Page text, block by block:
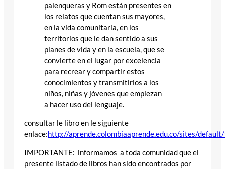
palenqueras y Rom están presentes en
los relatos que cuentan sus mayores,
en la vida comunitaria, en los
territorios que le dan sentido a sus
planes de vida y en la escuela, que se
convierte en el lugar por excelencia
para recrear y compartir estos
conocimientos y transmitirlos a los
niños, niñas y jóvenes que empiezan
a hacer uso del lenguaje.
consultar le libro en le siguiente
enlace:http://aprende.colombiaaprende.edu.co/sites/
IMPORTANTE: informamos a toda comunidad que el
presente listado de libros han sido encontrados por